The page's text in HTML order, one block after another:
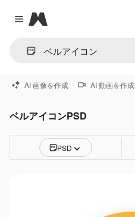
Close menu
Magnific
AI 画像を作成 AI 動画を作成
ベルアイコンPSD
PSD